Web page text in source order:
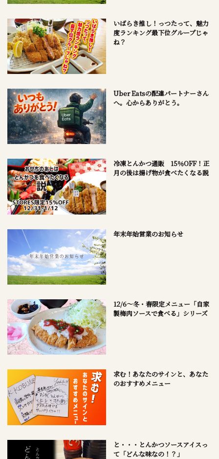
いばらき推し！っつたって、魅力
度ランキング最下位グループじゃ
ね？
Uber Eatsの配達パートナーさん
へ。心からありがとう。
冷凍とんかつ通販 15％OFF！正
月の後は揚げ物が食べたくなる説
年末年始営業のお知らせ
12/6～冬・春限定メニュー「自家
製梅肉ソースで食べる」シリーズ
求む！あなたのサインと、あなた
のおすすめメニュー
と・・・とんかつソースアイスっ
て「どんな味なの！？」